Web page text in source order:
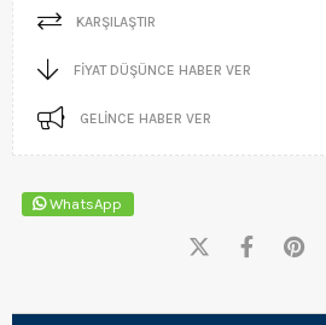
KARŞILAŞTIR
FIYAT DÜŞÜNCE HABER VER
GELINCE HABER VER
WhatsApp